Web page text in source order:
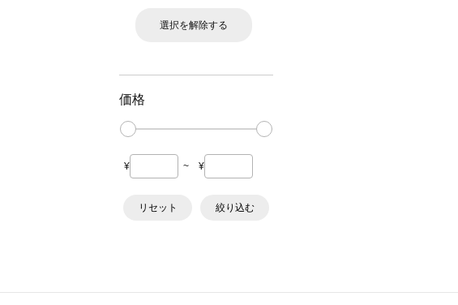
選択を解除する
価格
¥ ~ ¥
リセット 絞り込む